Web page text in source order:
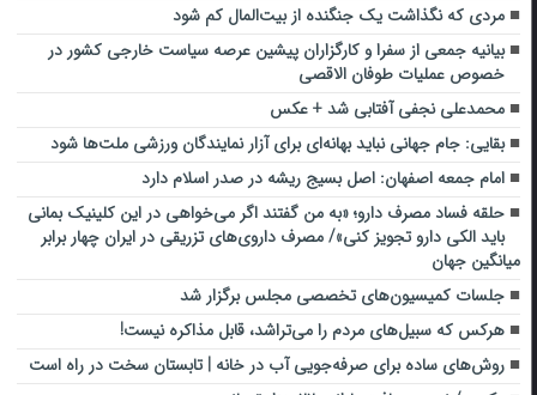
مردی که نگذاشت یک جنگنده از بیت‌المال کم شود
بیانیه جمعی از سفرا و کارگزاران پیشین عرصه سیاست خارجی کشور در
خصوص عملیات طوفان الاقصی
محمدعلی نجفی آفتابی شد + عکس
بقایی: جام جهانی نباید بهانه‌ای برای آزار نمایندگان ورزشی ملت‌ها شود
امام جمعه اصفهان: اصل بسیج ریشه در صدر اسلام دارد
حلقه فساد مصرف دارو؛ «به من گفتند اگر می‌خواهی در این کلینیک بمانی
باید الکی دارو تجویز کنی»/ مصرف داروی‌های تزریقی در ایران چهار برابر
میانگین جهان
جلسات کمیسیون‌های تخصصی مجلس برگزار شد
هرکس که سبیل‌های مردم را می‌تراشد، قابل مذاکره نیست!
روش‌های ساده برای صرفه‌جویی آب در خانه | تابستان سخت در راه است